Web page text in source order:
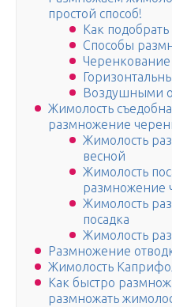
простой способ!
Как
Способы
Черенкование
Воздушными
Жимолость
размножение
Жимолость
весной
Жимолость
размножение
Жимолость
посадка
Жимолость
Размножение
Жимолость
Как быстро
размножать